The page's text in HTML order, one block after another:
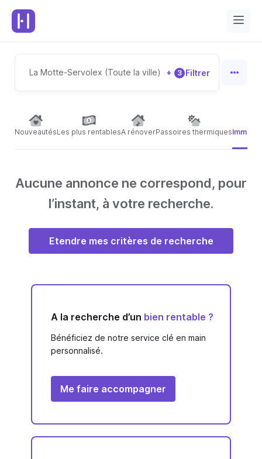
La Motte-Servolex (Toute la ville) + 3 Filtrer
NouveautésLes plus rentablesA rénoverPassoires thermiques
Aucune annonce ne correspond, pour
l’instant, à votre recherche.
Etendre mes critères de recherche
A la recherche d’un bien rentable ?
Bénéficiez de notre service clé en main
personnalisé.
Me faire accompagner